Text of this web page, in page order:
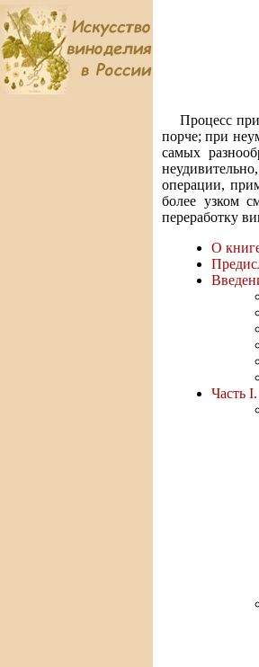
Процесс
порче; при
самых
операции,
более узком
переработку
О
Часть